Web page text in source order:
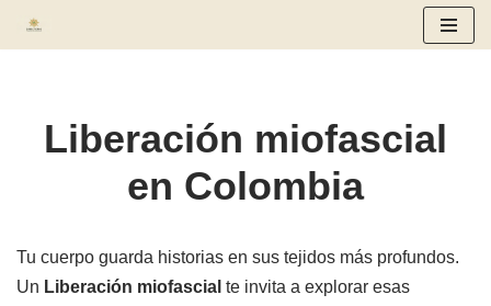
contenido
Liberación miofascial
en Colombia
Tu cuerpo guarda historias en sus tejidos más profundos.
Un Liberación miofascial te invita a explorar esas